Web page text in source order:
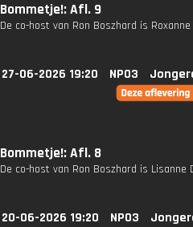
Bommetje!: Afl. 9
De co-host van Ron Boszhard is
27-06-2026 19:20 NPO3
Bommetje!: Afl. 8
De co-host van Ron Boszhard is Lisanne
20-06-2026 19:20 NPO3